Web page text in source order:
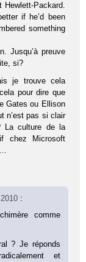
Hewlett-Packard.
if he’d been
something
Jusqu’à preuve
si?
je trouve cela
pour dire que
Gates ou Ellison
n’est pas si clair
La culture de la
chez Microsoft
:
comme
? Je réponds
et